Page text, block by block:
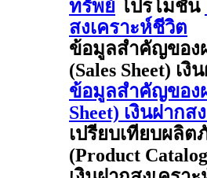
ทรัพย์ โปรโมชัน
สงเคราะห์ชีวิต
ข้อมูลสำคัญขอ
(Sales Sheet) เ
ข้อมูลสำคัญของ
Sheet) เงินฝากส
เปรียบเทียบผลิ
(Product